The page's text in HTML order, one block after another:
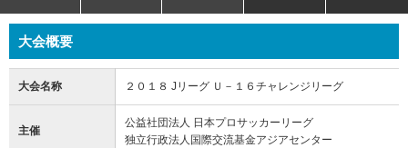
大会概要
大会名称 ２０１８ Jリーグ Ｕ－１６チャレンジリーグ
主催
公益社団法人 日本プロサッカーリーグ
独立行政法人国際交流基金アジアセンター